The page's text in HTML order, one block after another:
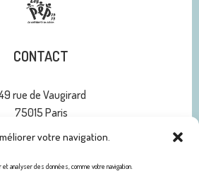
votre navigation.
analyser des données, comme votre navigation.
CONTACT
rue de Vaugirard
75015 Paris
01 47 34 00 10